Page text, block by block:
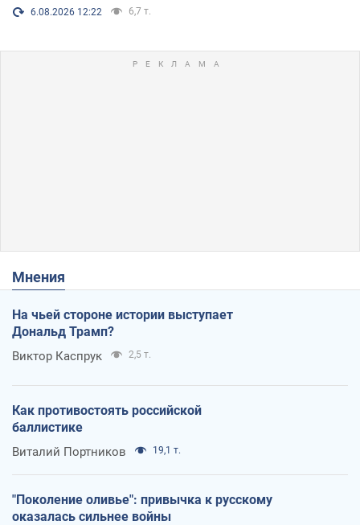
6.08.2026 12:22 6,7 т.
Мнения
На чьей стороне истории выступает
Дональд Трамп?
Виктор Каспрук 2,5 т.
Как противостоять российской
баллистике
Виталий Портников 19,1 т.
"Поколение оливье": привычка к русскому
оказалась сильнее войны